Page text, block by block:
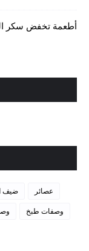
أطعمة تخفض سكر
ضيف عصائر
وصفات طبخ